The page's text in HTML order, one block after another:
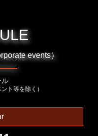
events）
ル
ト等を除く）